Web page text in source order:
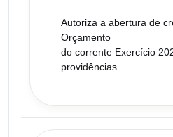
Autoriza a abertura de
Orçamento
do corrente Exercício
providências.